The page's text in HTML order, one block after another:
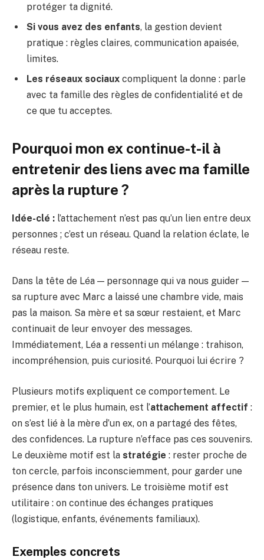
protéger ta dignité.
Si vous avez des enfants, la gestion devient
pratique : règles claires, communication apaisée,
limites.
Les réseaux sociaux compliquent la donne : parle
avec ta famille des règles de confidentialité et de
ce que tu acceptes.
Pourquoi mon ex continue-t-il à
entretenir des liens avec ma famille
après la rupture ?
Idée-clé : l’attachement n’est pas qu’un lien entre deux
personnes ; c’est un réseau. Quand la relation éclate, le
réseau reste.
Dans la tête de Léa — personnage qui va nous guider —
sa rupture avec Marc a laissé une chambre vide, mais
pas la maison. Sa mère et sa sœur restaient, et Marc
continuait de leur envoyer des messages.
Immédiatement, Léa a ressenti un mélange : trahison,
incompréhension, puis curiosité. Pourquoi lui écrire ?
Plusieurs motifs expliquent ce comportement. Le
premier, et le plus humain, est l’attachement affectif :
on s’est lié à la mère d’un ex, on a partagé des fêtes,
des confidences. La rupture n’efface pas ces souvenirs.
Le deuxième motif est la stratégie : rester proche de
ton cercle, parfois inconsciemment, pour garder une
présence dans ton univers. Le troisième motif est
utilitaire : on continue des échanges pratiques
(logistique, enfants, événements familiaux).
Exemples concrets